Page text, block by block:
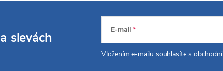
a slevách E-mail
Vložením e-mailu souhlasíte s